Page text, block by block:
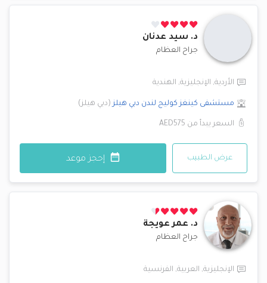
د. سيد عدنان
جراح العظام
الأردية, الإنجليزية, الهندية
مستشفى كينغز كوليج لندن دبي هيلز (دبي هيلز)
السعر يبدأ من AED575
عرض الطبيب إحجز موعد
د. عمر عويجة
جراح العظام
الإنجليزية, العربية, الفرنسية